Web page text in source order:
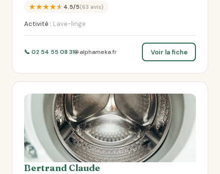
★★★★★4.5/5(63 avis)
Activité : Lave-linge
📞 02 54 55 08 31🌐 alphameka.fr Voir la fiche
Bertrand Claude